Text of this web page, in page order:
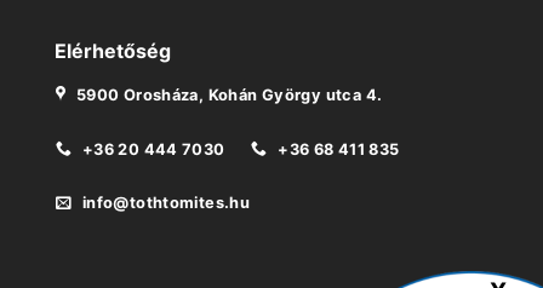
Elérhetőség
5900 Orosháza, Kohán György utca 4.
+36 20 444 7030 +36 68 411 835
info@tothtomites.hu